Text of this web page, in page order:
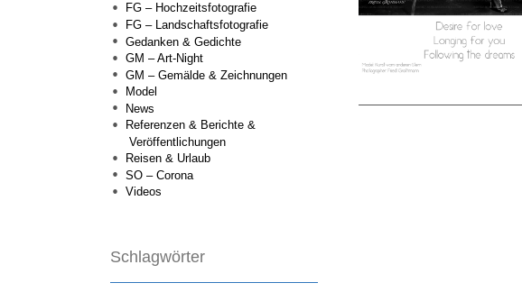
FG – Hochzeitsfotografie
FG – Landschaftsfotografie
Gedanken & Gedichte
GM – Art-Night
GM – Gemälde & Zeichnungen
Model
News
Referenzen & Berichte &
Veröffentlichungen
Reisen & Urlaub
SO – Corona
Videos
Schlagwörter